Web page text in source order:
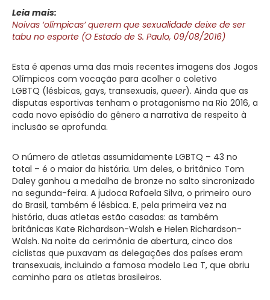
Leia mais:
Noivas ‘olímpicas’ querem que sexualidade deixe de ser
tabu no esporte (O Estado de S. Paulo, 09/08/2016)
Esta é apenas uma das mais recentes imagens dos Jogos
Olímpicos com vocação para acolher o coletivo
LGBTQ (lésbicas, gays, transexuais, queer). Ainda que as
disputas esportivas tenham o protagonismo na Rio 2016, a
cada novo episódio do gênero a narrativa de respeito à
inclusão se aprofunda.
O número de atletas assumidamente LGBTQ – 43 no
total – é o maior da história. Um deles, o britânico Tom
Daley ganhou a medalha de bronze no salto sincronizado
na segunda-feira. A judoca Rafaela Silva, o primeiro ouro
do Brasil, também é lésbica. E, pela primeira vez na
história, duas atletas estão casadas: as também
britânicas Kate Richardson-Walsh e Helen Richardson-
Walsh. Na noite da cerimônia de abertura, cinco dos
ciclistas que puxavam as delegações dos países eram
transexuais, incluindo a famosa modelo Lea T, que abriu
caminho para os atletas brasileiros.